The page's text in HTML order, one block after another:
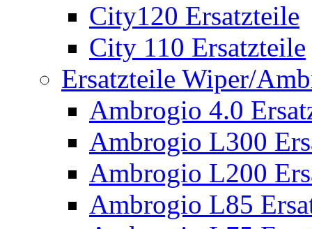
City120 Ersatzteile
City 110 Ersatzteile
Ersatzteile Wiper/
Ambrogio 4.0
Ambrogio L300
Ambrogio L200
Ambrogio L85